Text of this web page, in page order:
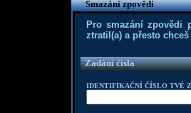
Smazání zpovědi
Pro smazání
ztratil(a) a přesto
Zadání čísla
IDENTIFIKAČNÍ ČÍSLO TVÉ